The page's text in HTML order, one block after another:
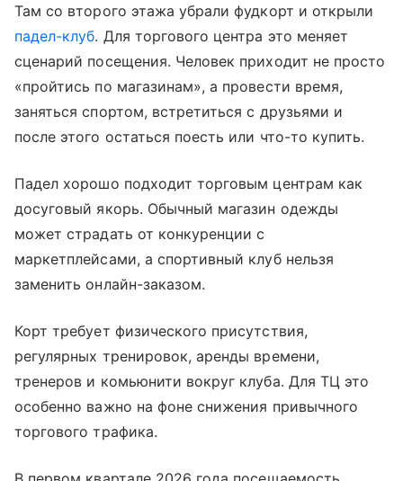
Там со второго этажа убрали фудкорт и открыли
падел-клуб. Для торгового центра это меняет
сценарий посещения. Человек приходит не просто
«пройтись по магазинам», а провести время,
заняться спортом, встретиться с друзьями и
после этого остаться поесть или что-то купить.
Падел хорошо подходит торговым центрам как
досуговый якорь. Обычный магазин одежды
может страдать от конкуренции с
маркетплейсами, а спортивный клуб нельзя
заменить онлайн-заказом.
Корт требует физического присутствия,
регулярных тренировок, аренды времени,
тренеров и комьюнити вокруг клуба. Для ТЦ это
особенно важно на фоне снижения привычного
торгового трафика.